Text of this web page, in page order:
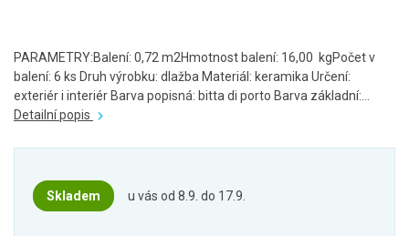
PARAMETRY:Balení: 0,72 m2Hmotnost balení: 16,00 kgPočet v
balení: 6 ks Druh výrobku: dlažba Materiál: keramika Určení:
exteriér i interiér Barva popisná: bitta di porto Barva základní:...
Detailní popis
Skladem u vás od 8.9. do 17.9.